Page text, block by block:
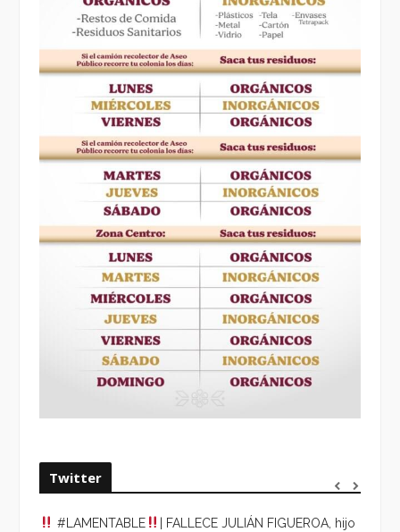
Twitter
#LAMENTABLE
| FALLECE JULIÁN FIGUEROA, hijo